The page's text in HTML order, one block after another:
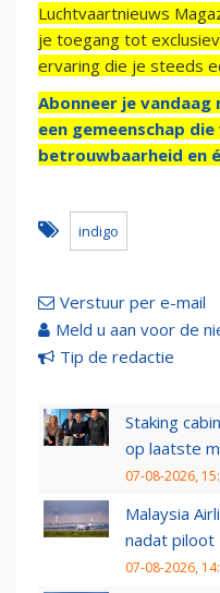
Luchtvaartnieuws
je toegang tot
ervaring die je steeds
Abonneer je
een gemeenschap
betrouwbaarheid en
indigo
Verstuur per e-mail
Meld u aan voor de
Tip de redactie
Staking
op laatste
07-08-2026,
Malaysia
nadat piloot
07-08-2026,